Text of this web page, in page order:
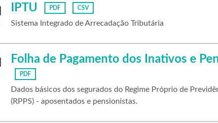
IPTU PDF CSV
Sistema Integrado de Arrecadação Tributária
Folha de Pagamento dos Inativos e
PDF
Dados básicos dos segurados do Regime Próprio de
(RPPS) - aposentados e pensionistas.